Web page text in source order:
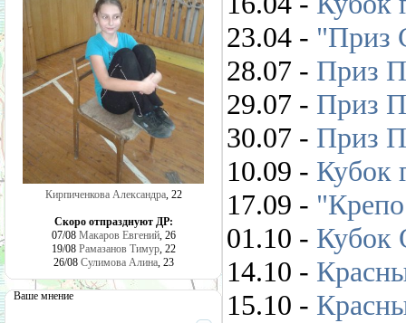
Кирпиченкова Александра, 22
Скоро отпразднуют ДР:
07/08 Макаров Евгений, 26
19/08 Рамазанов Тимур, 22
26/08 Сулимова Алина, 23
Ваше мнение
23.04 - "Приз
28.07 - Приз
29.07 - Приз
30.07 - Приз
10.09 - Кубок
17.09 -
01.10 - Кубок
14.10 -
15.10 -